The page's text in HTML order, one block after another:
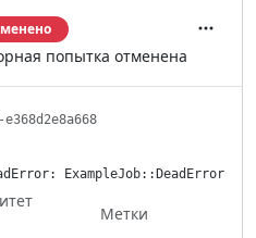
попытка отменена
ExampleJob::DeadError
Метки